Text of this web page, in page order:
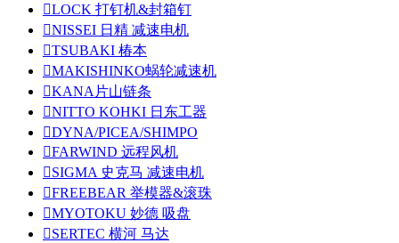
LOCK 打钉机&封箱钉
NISSEI 日精 减速电机
TSUBAKI 椿本
MAKISHINKO蜗轮减速机
KANA片山链条
NITTO KOHKI 日东工器
DYNA/PICEA/SHIMPO
FARWIND 远程风机
SIGMA 史克马 减速电机
FREEBEAR 举模器&滚珠
MYOTOKU 妙德 吸盘
SERTEC 横河 马达